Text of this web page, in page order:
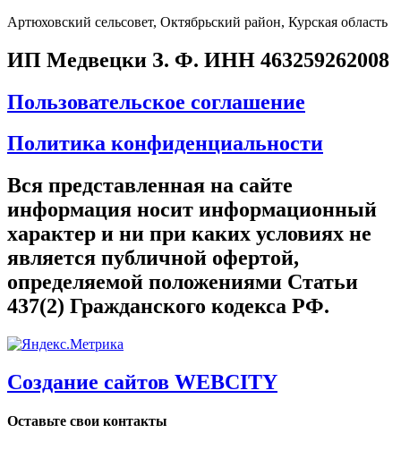
Артюховский сельсовет, Октябрьский район, Курская область
ИП Медвецки З. Ф. ИНН 463259262008
Пользовательское соглашение
Политика конфиденциальности
Вся представленная на сайте
информация носит информационный
характер и ни при каких условиях не
является публичной офертой,
определяемой положениями Статьи
437(2) Гражданского кодекса РФ.
Создание сайтов WEBCITY
Оставьте свои контакты